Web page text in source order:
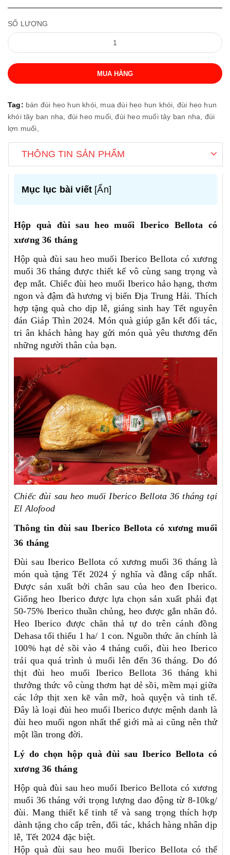
SỐ LƯỢNG
MUA HÀNG
Tag: bán đùi heo hun khói, mua đùi heo hun khói, đùi heo hun
khói tây ban nha, đùi heo muối,đùi heo muối tây ban nha, đùi
lợn muối,
THÔNG TIN SẢN PHẨM
Mục lục bài viết [Ẩn]
Hộp quà đùi sau heo muối Iberico Bellota có
xương 36 tháng
Hộp quà đùi sau heo muối Iberico Bellota có xương
muối 36 tháng được thiết kế vô cùng sang trọng và
đẹp mắt. Chiếc đùi heo muối Iberico hảo hạng, thơm
ngon và đậm đà hương vị biển Địa Trung Hải. Thích
hợp tặng quà cho dịp lễ, giáng sinh hay Tết nguyên
đán Giáp Thìn 2024. Món quà giúp gắn kết đối tác,
tri ân khách hàng hay gửi món quà yêu thương đến
những người thân của bạn.
Chiếc đùi sau heo muối Iberico Bellota 36 tháng tại
El Alofood
Thông tin đùi sau Iberico Bellota có xương muối
36 tháng
Đùi sau Iberico Bellota có xương muối 36 tháng là
món quà tặng Tết 2024 ý nghĩa và đẳng cấp nhất.
Được sản xuất bởi chân sau của heo đen Iberico.
Giống heo Iberico được lựa chọn sản xuất phải đạt
50-75% Iberico thuần chủng, heo được gắn nhãn đỏ.
Heo Iberico được chăn thả tự do trên cánh đồng
Dehasa tối thiểu 1 ha/ 1 con. Nguồn thức ăn chính là
100% hạt dẻ sồi vào 4 tháng cuối, đùi heo Iberico
trải qua quá trình ủ muối lên đến 36 tháng. Do đó
thịt đùi heo muối Iberico Bellota 36 tháng khi
thưởng thức vô cùng thơm hạt dẻ sồi, mềm mại giữa
các lớp thịt xen kẽ vân mỡ, hoà quyện và tinh tế.
Đây là loại đùi heo muối Iberico được mệnh danh là
đùi heo muối ngon nhất thế giới mà ai cũng nên thử
một lần trong đời.
Lý do chọn hộp quà đùi sau Iberico Bellota có
xương 36 tháng
Hộp quà đùi sau heo muối Iberico Bellota có xương
muối 36 tháng với trọng lượng dao động từ 8-10kg/
đùi. Mang thiết kế tinh tế và sang trọng thích hợp
dành tặng cho cấp trên, đối tác, khách hàng nhân dịp
lễ, Tết 2024 đặc biệt.
Hộp quà đùi sau heo muối Iberico Bellota có thể